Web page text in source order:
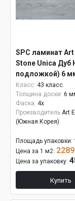
SPC ламинат Art
Stone Unica Дуб
подложкой) 6
800
Класс: 43 класс
Толщина доски: 6
Фаска: 4x
Производитель Art
(Южная Корея)
Площадь упаковки:
Цена за 1 м2:
Цена за упаковку:
Купить